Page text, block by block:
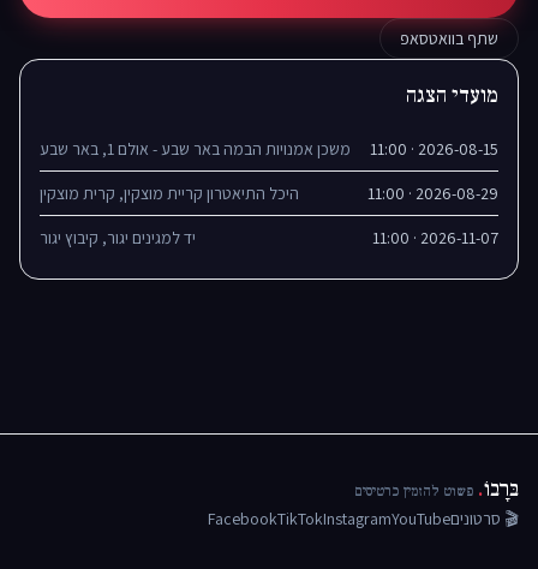
שתף בוואטסאפ
מועדי הצגה
2026-08-15 · 11:00 משכן אמנויות הבמה באר שבע - אולם 1, באר שבע
2026-08-29 · 11:00 היכל התיאטרון קריית מוצקין, קרית מוצקין
2026-11-07 · 11:00 יד למגינים יגור, קיבוץ יגור
בּרָבוֹ. פשוט להזמין כרטיסים
🎬 סרטוניםYouTube
Instagram
TikTok
Facebook